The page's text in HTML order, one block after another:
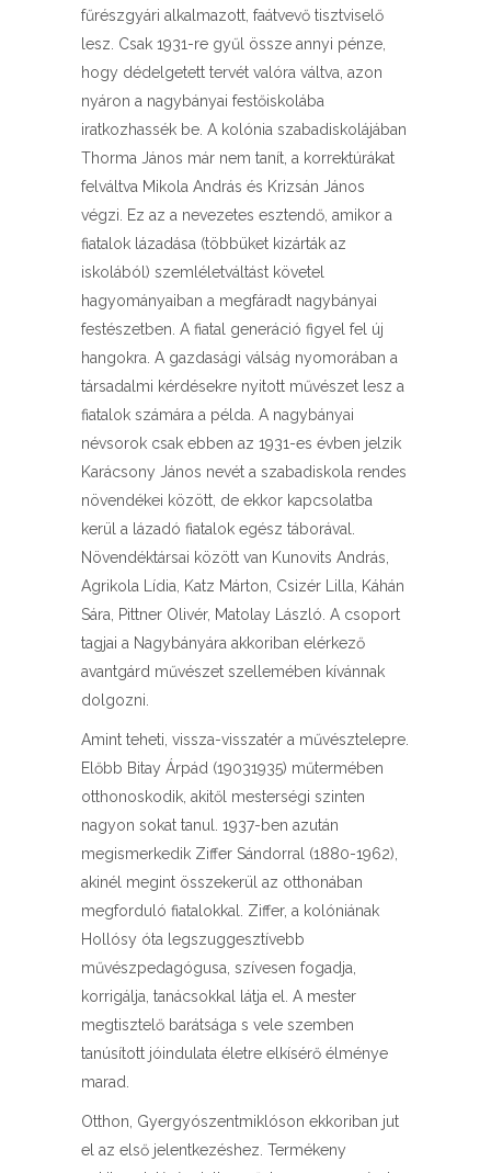
fűrészgyári alkalmazott, faátvevő tisztviselő
lesz. Csak 1931-re gyűl össze annyi pénze,
hogy dédelgetett tervét valóra váltva, azon
nyáron a nagybányai festőiskolába
iratkozhassék be. A kolónia szabadiskolájában
Thorma János már nem tanít, a korrektúrákat
felváltva Mikola András és Krizsán János
végzi. Ez az a nevezetes esztendő, amikor a
fiatalok lázadása (többüket kizárták az
iskolából) szemléletváltást követel
hagyományaiban a megfáradt nagybányai
festészetben. A fiatal generáció figyel fel új
hangokra. A gazdasági válság nyomorában a
társadalmi kérdésekre nyitott művészet lesz a
fiatalok számára a példa. A nagybányai
névsorok csak ebben az 1931-es évben jelzik
Karácsony János nevét a szabadiskola rendes
növendékei között, de ekkor kapcsolatba
kerül a lázadó fiatalok egész táborával.
Növendéktársai között van Kunovits András,
Agrikola Lídia, Katz Márton, Csizér Lilla, Káhán
Sára, Pittner Olivér, Matolay László. A csoport
tagjai a Nagybányára akkoriban elérkező
avantgárd művészet szellemében kívánnak
dolgozni.
Amint teheti, vissza-visszatér a művésztelepre.
Előbb Bitay Árpád (19031935) műtermében
otthonoskodik, akitől mesterségi szinten
nagyon sokat tanul. 1937-ben azután
megismerkedik Ziffer Sándorral (1880-1962),
akinél megint összekerül az otthonában
megforduló fiatalokkal. Ziffer, a kolóniának
Hollósy óta legszuggesztívebb
művészpedagógusa, szívesen fogadja,
korrigálja, tanácsokkal látja el. A mester
megtisztelő barátsága s vele szemben
tanúsított jóindulata életre elkísérő élménye
marad.
Otthon, Gyergyószentmiklóson ekkoriban jut
el az első jelentkezéshez. Termékeny